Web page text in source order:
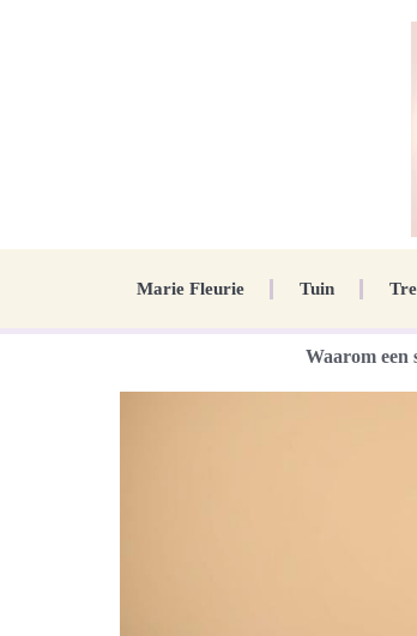
Marie Fleurie Tuin
Waarom een